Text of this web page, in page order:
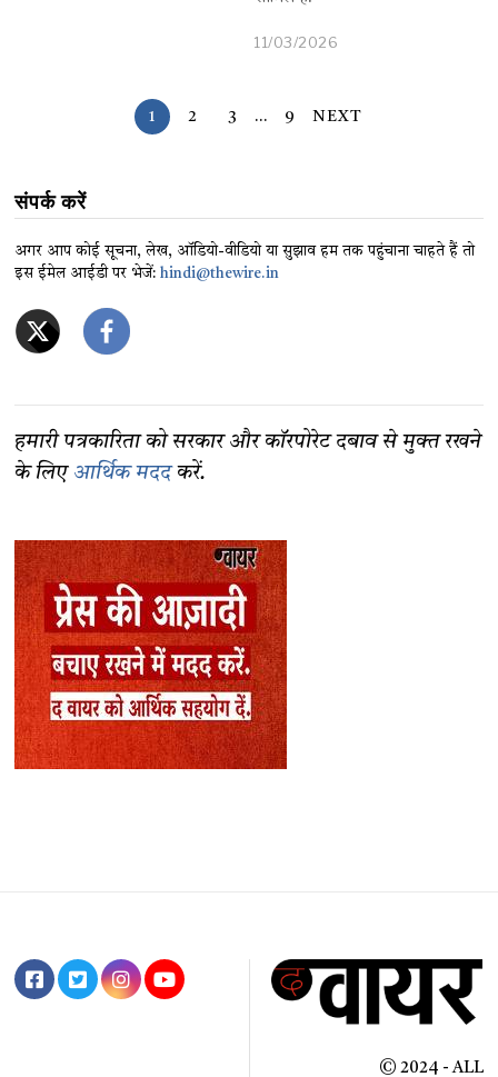
11/03/2026
1 2 3 … 9 NEXT
संपर्क करें
अगर आप कोई सूचना, लेख, ऑडियो-वीडियो या सुझाव हम तक पहुंचाना चाहते हैं तो
इस ईमेल आईडी पर भेजें:hindi@thewire.in
हमारी पत्रकारिता को सरकार और कॉरपोरेट दबाव से मुक्त रखने
के लिए आर्थिक मददकरें.
© 2024 - ALL